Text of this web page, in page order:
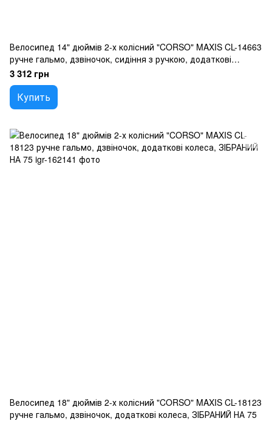
Велосипед 14" дюймів 2-х колісний "CORSO" MAXIS CL-14663
ручне гальмо, дзвіночок, сидіння з ручкою, додаткові
колеса, ЗІБРАНИЙ НА 75
3 312 грн
Купить
Велосипед 18" дюймів 2-х колісний "CORSO" MAXIS CL-18123
ручне гальмо, дзвіночок, додаткові колеса, ЗІБРАНИЙ НА 75